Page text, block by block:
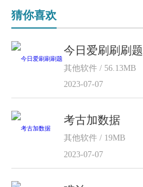
猜你喜欢
今日爱刷刷刷题
其他软件 / 56.13MB
2023-07-07
考古加数据
其他软件 / 19MB
2023-07-07